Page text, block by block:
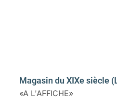
Magasin du XIXe siècle
«A L'AFFICHE»